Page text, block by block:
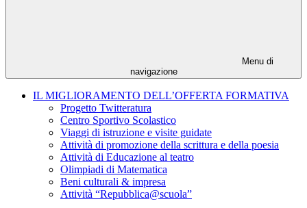
Menu di
navigazione
IL MIGLIORAMENTO DELL’OFFERTA FORMATIVA
Progetto Twitteratura
Centro Sportivo Scolastico
Viaggi di istruzione e visite guidate
Attività di promozione della scrittura e della poesia
Attività di Educazione al teatro
Olimpiadi di Matematica
Beni culturali & impresa
Attività “Repubblica@scuola”